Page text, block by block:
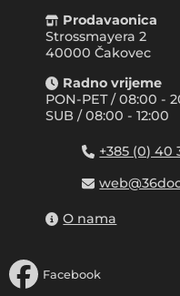
Prodavaonica
Strossmayera 2
40000 Čakovec
Radno vrijeme
PON-PET / 08:00 -
SUB / 08:00 - 12:00
+385 (0) 40
O nama
Facebook